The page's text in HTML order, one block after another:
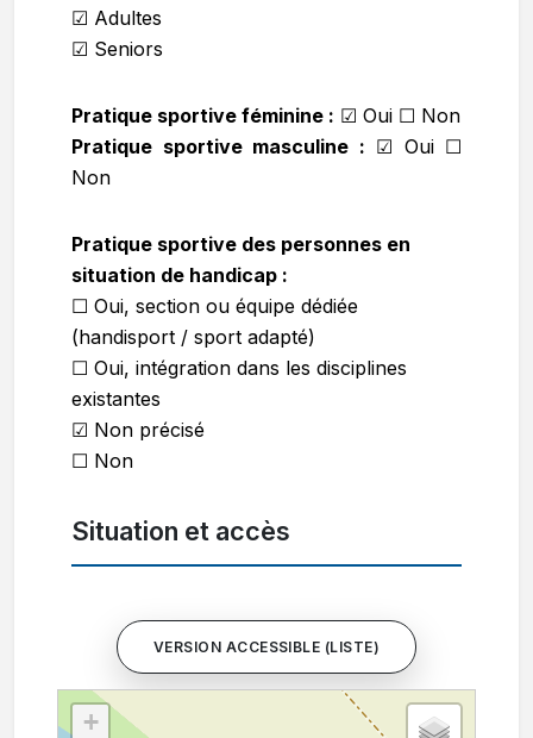
☑ Adultes
☑ Seniors
Pratique sportive féminine : ☑ Oui ☐ Non
Pratique sportive masculine : ☑ Oui ☐
Non
Pratique sportive des personnes en
situation de handicap :
☐ Oui, section ou équipe dédiée
(handisport / sport adapté)
☐ Oui, intégration dans les disciplines
existantes
☑ Non précisé
☐ Non
Situation et accès
VERSION ACCESSIBLE (LISTE)
+